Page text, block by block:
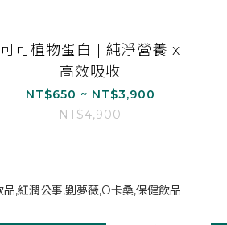
可可植物蛋白 | 純淨營養 x
高效吸收
NT$650 ~ NT$3,900
NT$4,900